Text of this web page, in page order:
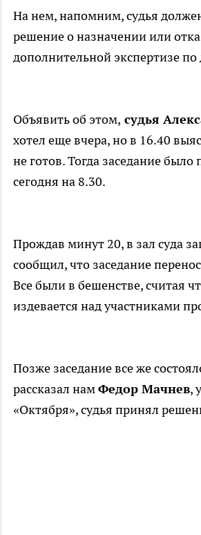
На нем, напомним, судья
решение о назначении или
дополнительной экспертизе по
Объявить об этом, судья
хотел еще вчера, но в 16.40
не готов. Тогда заседание было
сегодня на 8.30.
Прождав минут 20, в зал суда
сообщил, что заседание
Все были в бешенстве, считая
издевается над участниками
Позже заседание все же
рассказал намФедор Мачнев,
«Октября», судья принял